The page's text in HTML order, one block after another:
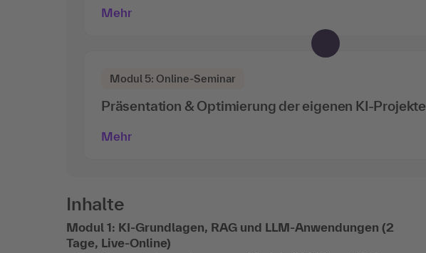
Mehr
Modul 5: Online-Seminar
Präsentation & Optimierung der eigenen KI-Projekte
Mehr
Inhalte
Modul 1: KI-Grundlagen, RAG und LLM-Anwendungen (2
Tage, Live-Online)